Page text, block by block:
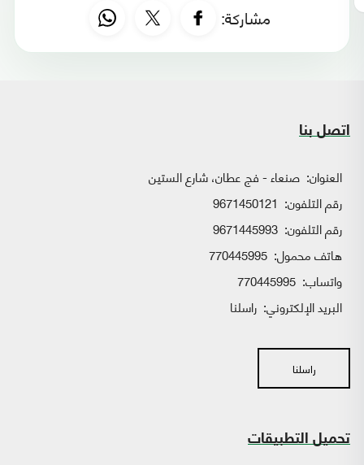
مشاركة:
اتصل بنا
العنوان: صنعاء - فج عطان، شارع الستين
رقم التلفون: 9671450121
رقم التلفون: 9671445993
هاتف محمول: 770445995
واتساب:
البريد الإلكتروني: راسلنا
راسلنا
تحميل التطبيقات